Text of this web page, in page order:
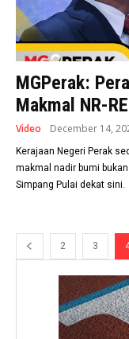
MGPerak:
Makmal NR-
Video December 14,
Kerajaan Negeri Perak
makmal nadir bumi
Simpang Pulai dekat sini.
2 3